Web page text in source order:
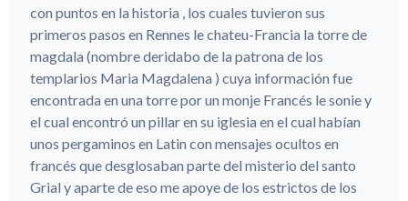
con puntos en la historia , los cuales tuvieron sus
primeros pasos en Rennes le chateu-Francia la torre de
magdala (nombre deridabo de la patrona de los
templarios Maria Magdalena ) cuya información fue
encontrada en una torre por un monje Francés le sonie y
el cual encontró un pillar en su iglesia en el cual habían
unos pergaminos en Latin con mensajes ocultos en
francés que desglosaban parte del misterio del santo
Grial y aparte de eso me apoye de los estrictos de los